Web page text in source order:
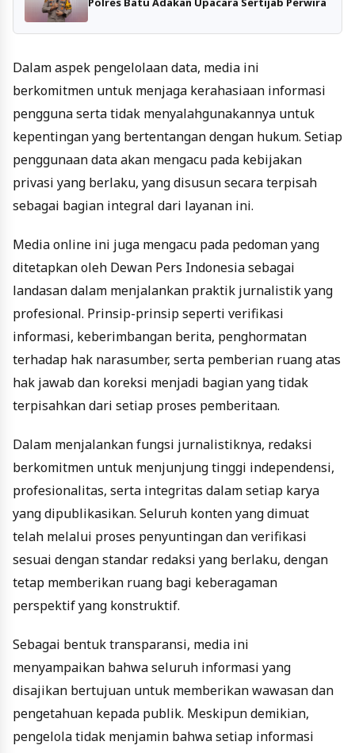
Dalam aspek pengelolaan data, media ini
berkomitmen untuk menjaga kerahasiaan informasi
pengguna serta tidak menyalahgunakannya untuk
kepentingan yang bertentangan dengan hukum. Setiap
penggunaan data akan mengacu pada kebijakan
privasi yang berlaku, yang disusun secara terpisah
sebagai bagian integral dari layanan ini.
Media online ini juga mengacu pada pedoman yang
ditetapkan oleh Dewan Pers Indonesia sebagai
landasan dalam menjalankan praktik jurnalistik yang
profesional. Prinsip-prinsip seperti verifikasi
informasi, keberimbangan berita, penghormatan
terhadap hak narasumber, serta pemberian ruang atas
hak jawab dan koreksi menjadi bagian yang tidak
terpisahkan dari setiap proses pemberitaan.
Dalam menjalankan fungsi jurnalistiknya, redaksi
berkomitmen untuk menjunjung tinggi independensi,
profesionalitas, serta integritas dalam setiap karya
yang dipublikasikan. Seluruh konten yang dimuat
telah melalui proses penyuntingan dan verifikasi
sesuai dengan standar redaksi yang berlaku, dengan
tetap memberikan ruang bagi keberagaman
perspektif yang konstruktif.
Sebagai bentuk transparansi, media ini
menyampaikan bahwa seluruh informasi yang
disajikan bertujuan untuk memberikan wawasan dan
pengetahuan kepada publik. Meskipun demikian,
pengelola tidak menjamin bahwa setiap informasi